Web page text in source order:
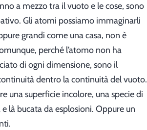
a mezzo tra il vuoto e le cose, sono
Gli atomi possiamo immaginarli
grandi come una casa, non è
perché l’atomo non ha
di ogni dimensione, sono il
dentro la continuità del vuoto.
una superficie incolore, una specie di
là bucata da esplosioni. Oppure un